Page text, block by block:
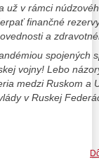
v rámci
finančné
a
spojených
vojny! Lebo
medzi Ruskom a
v Ruskej